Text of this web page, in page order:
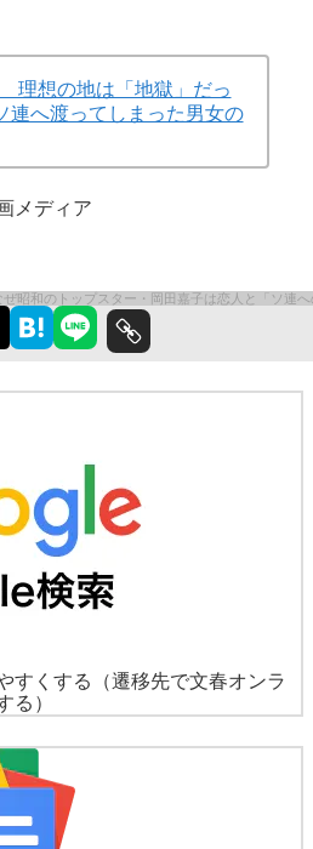
理想の地は「地獄」だっ
へ渡ってしまった男女の
メディア
ぜ昭和のトップスター・岡田嘉子は恋人と「ソ連
すくする
（遷移先で文春オンラ
る）